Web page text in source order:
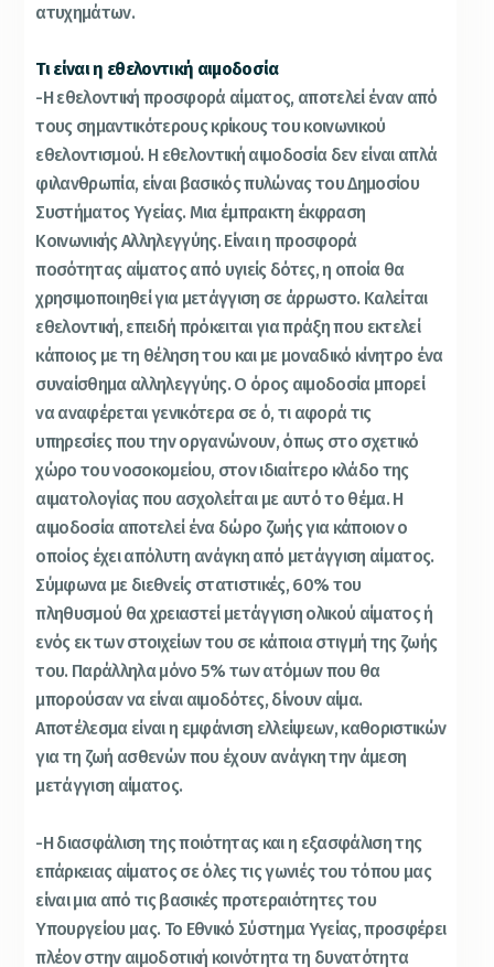
ατυχημάτων.
Τι είναι η εθελοντική αιμοδοσία
-Η εθελοντική προσφορά αίματος, αποτελεί έναν από
τους σημαντικότερους κρίκους του κοινωνικού
εθελοντισμού. Η εθελοντική αιμοδοσία δεν είναι απλά
φιλανθρωπία, είναι βασικός πυλώνας του Δημοσίου
Συστήματος Υγείας. Μια έμπρακτη έκφραση
Κοινωνικής Αλληλεγγύης. Είναι η προσφορά
ποσότητας αίματος από υγιείς δότες, η οποία θα
χρησιμοποιηθεί για μετάγγιση σε άρρωστο. Καλείται
εθελοντική, επειδή πρόκειται για πράξη που εκτελεί
κάποιος με τη θέληση του και με μοναδικό κίνητρο ένα
συναίσθημα αλληλεγγύης. Ο όρος αιμοδοσία μπορεί
να αναφέρεται γενικότερα σε ό, τι αφορά τις
υπηρεσίες που την οργανώνουν, όπως στο σχετικό
χώρο του νοσοκομείου, στον ιδιαίτερο κλάδο της
αιματολογίας που ασχολείται με αυτό το θέμα. Η
αιμοδοσία αποτελεί ένα δώρο ζωής για κάποιον ο
οποίος έχει απόλυτη ανάγκη από μετάγγιση αίματος.
Σύμφωνα με διεθνείς στατιστικές, 60% του
πληθυσμού θα χρειαστεί μετάγγιση ολικού αίματος ή
ενός εκ των στοιχείων του σε κάποια στιγμή της ζωής
του. Παράλληλα μόνο 5% των ατόμων που θα
μπορούσαν να είναι αιμοδότες, δίνουν αίμα.
Αποτέλεσμα είναι η εμφάνιση ελλείψεων, καθοριστικών
για τη ζωή ασθενών που έχουν ανάγκη την άμεση
μετάγγιση αίματος.
-Η διασφάλιση της ποιότητας και η εξασφάλιση της
επάρκειας αίματος σε όλες τις γωνιές του τόπου μας
είναι μια από τις βασικές προτεραιότητες του
Υπουργείου μας. Το Εθνικό Σύστημα Υγείας, προσφέρει
πλέον στην αιμοδοτική κοινότητα τη δυνατότητα